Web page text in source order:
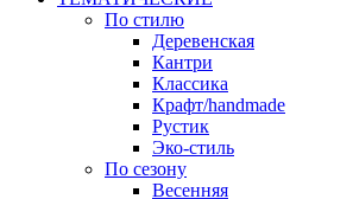
По стилю
Деревенская
Кантри
Классика
Крафт/handmade
Рустик
Эко-стиль
По сезону
Весенняя